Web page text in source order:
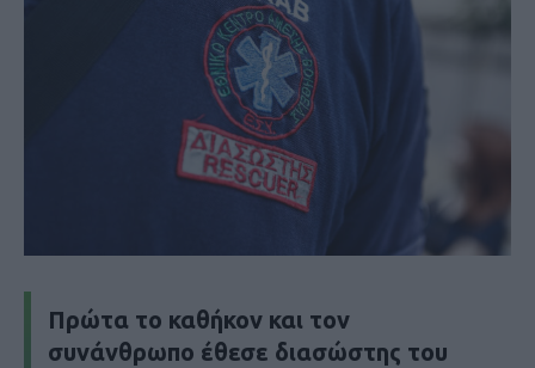
Πρώτα το καθήκον και τον
συνάνθρωπο έθεσε διασώστης του